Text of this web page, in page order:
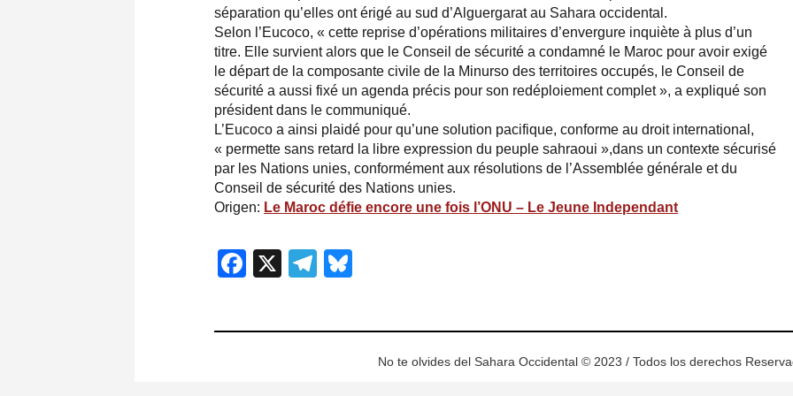
séparation qu’elles ont érigé au sud d’Alguergarat au Sahara occidental.
Selon l’Eucoco, « cette reprise d’opérations militaires d’envergure inquiète à plus d’un
titre. Elle survient alors que le Conseil de sécurité a condamné le Maroc pour avoir exigé
le départ de la composante civile de la Minurso des territoires occupés, le Conseil de
sécurité a aussi fixé un agenda précis pour son redéploiement complet », a expliqué son
président dans le communiqué.
L’Eucoco a ainsi plaidé pour qu’une solution pacifique, conforme au droit international,
« permette sans retard la libre expression du peuple sahraoui »,dans un contexte sécurisé
par les Nations unies, conformément aux résolutions de l’Assemblée générale et du
Conseil de sécurité des Nations unies.
Origen: Le Maroc défie encore une fois l’ONU – Le Jeune Independant
Facebook
X Telegram
No te olvides del Sahara Occidental © 2023 / Todos los derechos